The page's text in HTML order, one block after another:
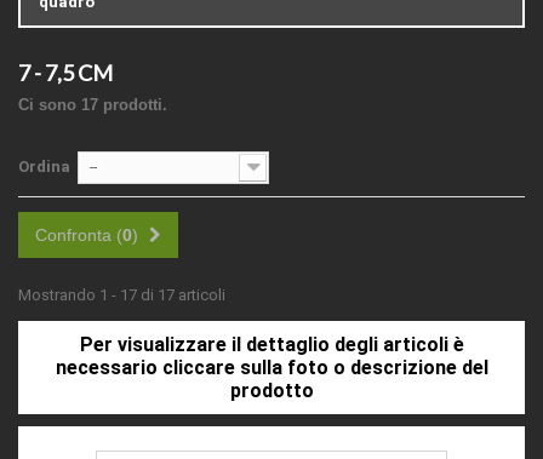
7 - 7,5 CM
Ci sono 17 prodotti.
Ordina --
Confronta (0)
Mostrando 1 - 17 di 17 articoli
Per visualizzare il dettaglio degli articoli è
necessario cliccare sulla foto o descrizione del
prodotto